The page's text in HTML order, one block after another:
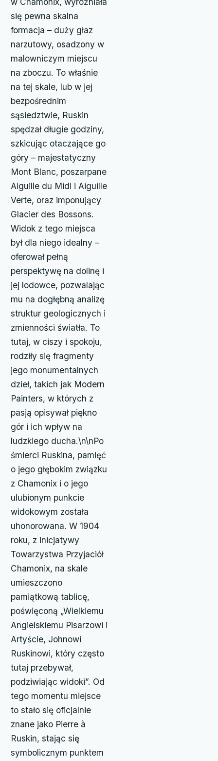
się pewna skalna
formacja – duży głaz
narzutowy, osadzony w
malowniczym miejscu
na zboczu. To właśnie
na tej skale, lub w jej
bezpośrednim
sąsiedztwie, Ruskin
spędzał długie godziny,
szkicując otaczające go
góry – majestatyczny
Mont Blanc, poszarpane
Aiguille du Midi i Aiguille
Verte, oraz imponujący
Glacier des Bossons.
Widok z tego miejsca
był dla niego idealny –
oferował pełną
perspektywę na dolinę i
jej lodowce, pozwalając
mu na dogłębną analizę
struktur geologicznych i
zmienności światła. To
tutaj, w ciszy i spokoju,
rodziły się fragmenty
jego monumentalnych
dzieł, takich jak Modern
Painters, w których z
pasją opisywał piękno
gór i ich wpływ na
ludzkiego ducha.\n\nPo
śmierci Ruskina, pamięć
o jego głębokim związku
z Chamonix i o jego
ulubionym punkcie
widokowym została
uhonorowana. W 1904
roku, z inicjatywy
Towarzystwa Przyjaciół
Chamonix, na skale
umieszczono
pamiątkową tablicę,
poświęconą „Wielkiemu
Angielskiemu Pisarzowi i
Artyście, Johnowi
Ruskinowi, który często
tutaj przebywał,
podziwiając widoki”. Od
tego momentu miejsce
to stało się oficjalnie
znane jako Pierre à
Ruskin, stając się
symbolicznym punktem